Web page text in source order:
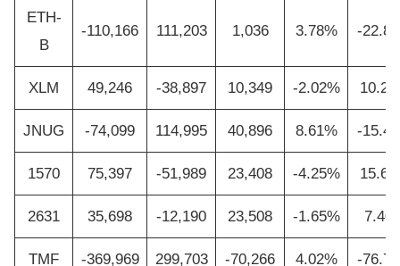
ETH-
B
-110,166 111,203 1,036 3.78% -
XLM 49,246 -38,897 10,349 -2.02%
JNUG -74,099 114,995 40,896 8.61% -
1570 75,397 -51,989 23,408 -4.25%
2631 35,698 -12,190 23,508 -1.65%
TMF -369,969 299,703 -70,266 4.02% -